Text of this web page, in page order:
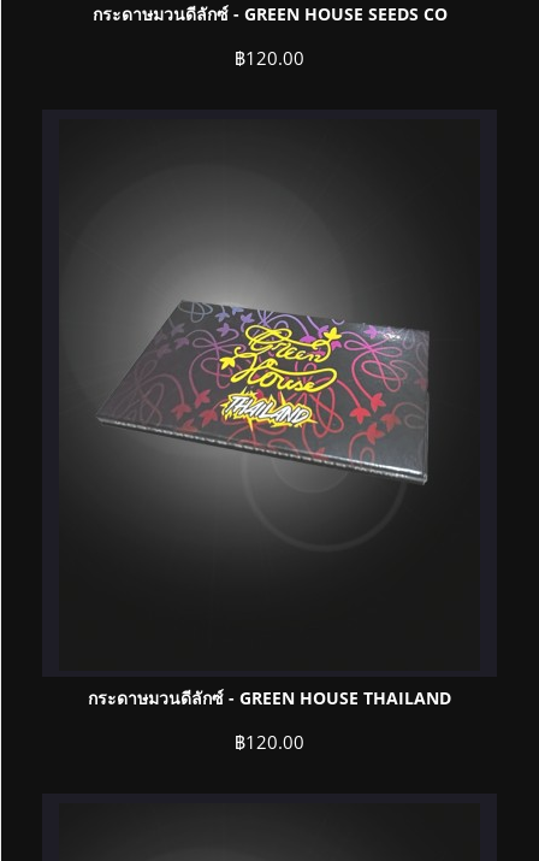
กระดาษมวนดีลักซ์ - GREEN HOUSE SEEDS CO
฿120.00
กระดาษมวนดีลักซ์ - GREEN HOUSE THAILAND
฿120.00